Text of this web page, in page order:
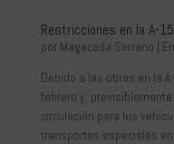
Restricciones en la A-
por Magaceda Serrano |
Debido a las obras en la
febrero y,
circulación para los
transportes especiales